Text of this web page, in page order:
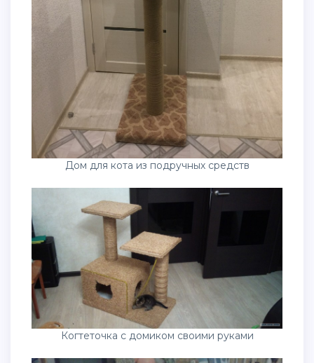
Дом для кота из подручных средств
Когтеточка с домиком своими руками